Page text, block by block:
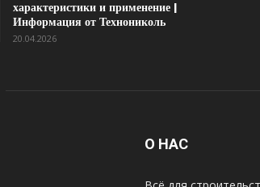
характеристики и применение |
Информация от Технониколь
20.04.2026
О НАС